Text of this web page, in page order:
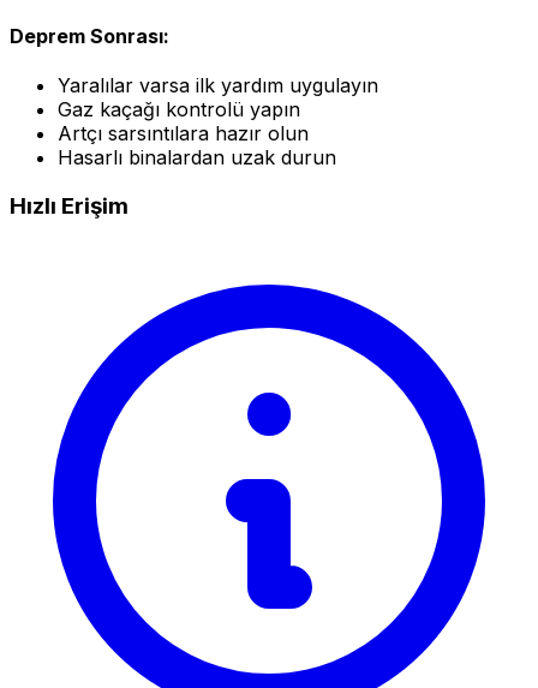
Deprem Sonrası:
Yaralılar varsa ilk yardım uygulayın
Gaz kaçağı kontrolü yapın
Artçı sarsıntılara hazır olun
Hasarlı binalardan uzak durun
Hızlı Erişim